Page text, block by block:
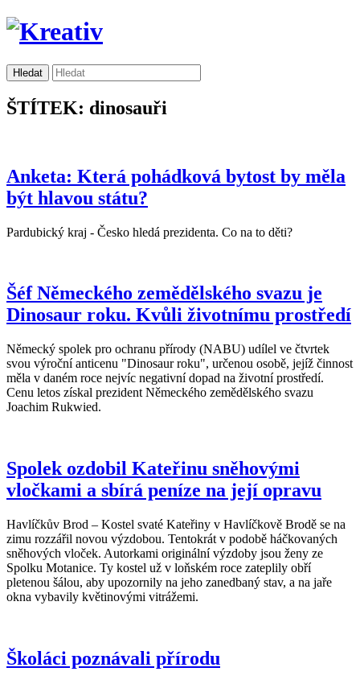
ŠTÍTEK: dinosauři
Anketa: Která pohádková bytost by měla
být hlavou státu?
Pardubický kraj - Česko hledá prezidenta. Co na to děti?
Šéf Německého zemědělského svazu je
Dinosaur roku. Kvůli životnímu prostředí
Německý spolek pro ochranu přírody (NABU) udílel ve čtvrtek
svou výroční anticenu "Dinosaur roku", určenou osobě, jejíž činnost
měla v daném roce nejvíc negativní dopad na životní prostředí.
Cenu letos získal prezident Německého zemědělského svazu
Joachim Rukwied.
Spolek ozdobil Kateřinu sněhovými
vločkami a sbírá peníze na její opravu
Havlíčkův Brod – Kostel svaté Kateřiny v Havlíčkově Brodě se na
zimu rozzářil novou výzdobou. Tentokrát v podobě háčkovaných
sněhových vloček. Autorkami originální výzdoby jsou ženy ze
Spolku Motanice. Ty kostel už v loňském roce zateplily obří
pletenou šálou, aby upozornily na jeho zanedbaný stav, a na jaře
okna vybavily květinovými vitrážemi.
Školáci poznávali přírodu